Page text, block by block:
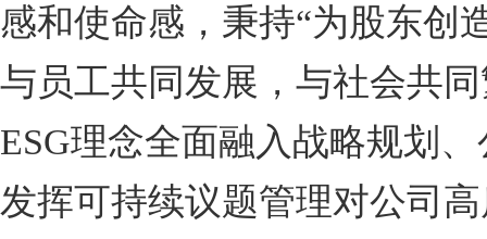
感和使命感， 秉持“为股东创
与员工共同发展，与社会共
ESG理念全面融入战略规划
发挥可持续议题管理对公司